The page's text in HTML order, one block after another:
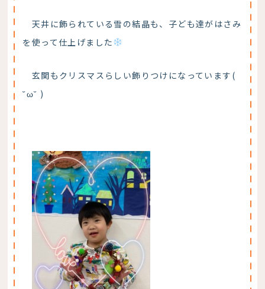
天井に飾られている雪の結晶も、子ども達がはさみ
を使って仕上げました
玄関もクリスマスらしい飾りつけになっています(
˘ω˘ )